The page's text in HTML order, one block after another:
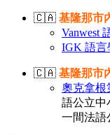
🇨🇦 基隆那市
Vanwest
IGK 語言
🇨🇦 基隆那市
奧克拿根
語公立中
一間法語